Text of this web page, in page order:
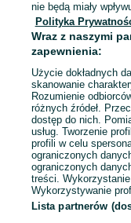
Mapa kategorii
Mapa miejscowości
Mapa ministron
Popularne wyszukiwania
nie będą miały
Polityka
Wraz z naszymi
zapewnienia:
Użycie dokładnych
skanowanie
Rozumienie
różnych źródeł.
dostęp do nich.
usług. Tworzenie
profili w celu
ograniczonych
ograniczonych
treści.
Wykorzystywanie
Lista partnerów